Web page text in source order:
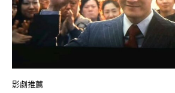
影劇推薦